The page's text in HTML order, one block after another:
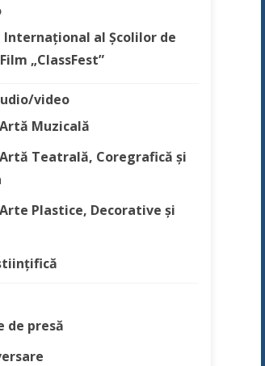
Internațional al Școlilor de
„ClassFest”
video
Muzicală
Teatrală, Coregrafică și
Plastice, Decorative și
de presă